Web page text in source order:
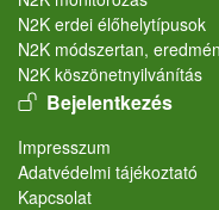
N2K erdei élőhelytípusok
N2K módszertan,
N2K köszönetnyilvánítás
User account menu
Bejelentkezés
Lábléc
Impresszum
Adatvédelmi tájékoztató
Kapcsolat